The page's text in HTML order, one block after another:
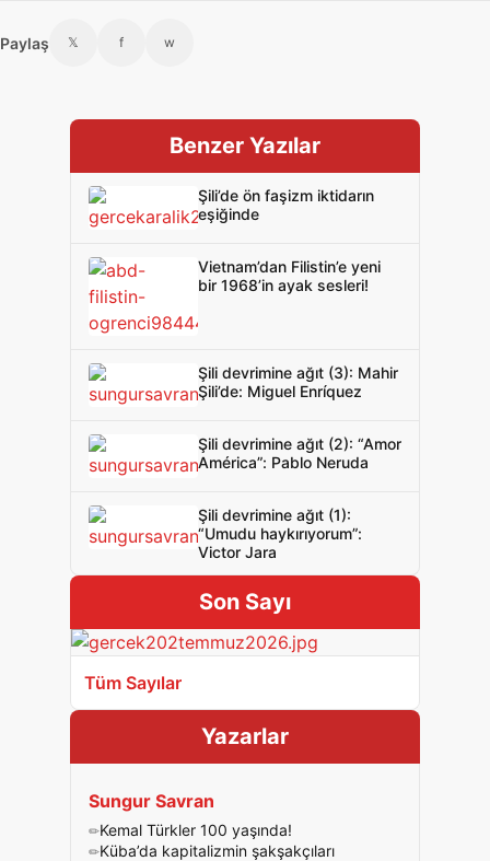
Paylaş 𝕏 f w
Benzer Yazılar
Şili’de ön faşizm iktidarın
eşiğinde
Vietnam’dan Filistin’e yeni
bir 1968’in ayak sesleri!
Şili devrimine ağıt (3): Mahir
Şili’de: Miguel Enríquez
Şili devrimine ağıt (2): “Amor
América”: Pablo Neruda
Şili devrimine ağıt (1):
“Umudu haykırıyorum”:
Victor Jara
Son Sayı
Tüm Sayılar
Yazarlar
Sungur Savran
Kemal Türkler 100 yaşında!
Küba’da kapitalizmin şakşakçıları